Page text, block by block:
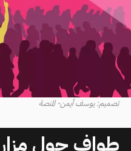
تصميم: يوسف أيمن- المنصة
طواف حول